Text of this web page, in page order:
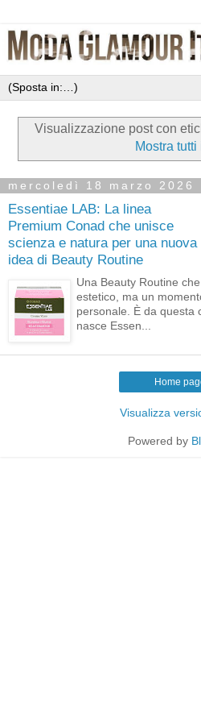
Visualizzazione post con
Mostra tutti
mercoledì 18 marzo 2026
Essentiae LAB: La linea
Premium Conad che unisce
scienza e natura per una nuova
idea di Beauty Routine
Una Beauty Routine
estetico, ma un
personale. È da questa
nasce Essen...
Home
Visualizza
Powered by